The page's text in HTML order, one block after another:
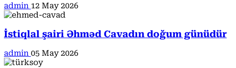
admin 12 May 2026
İstiqlal şairi Əhməd Cavadın doğum günüdür
admin 05 May 2026